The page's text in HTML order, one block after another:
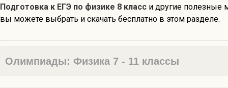
Подготовка к ЕГЭ по физике 8 класс и другие полезные
вы можете выбрать и скачать бесплатно в этом разделе.
Олимпиады: Физика 7 - 11 классы